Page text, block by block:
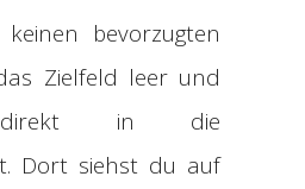
bevorzugten
Zielfeld leer und
direkt in die
Dort siehst du auf